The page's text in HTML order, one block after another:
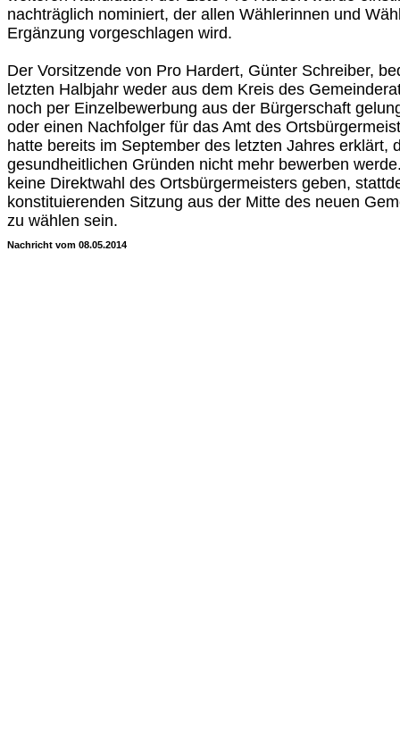
nachträglich nominiert, der allen Wählerinnen und
Ergänzung vorgeschlagen wird.
Der Vorsitzende von Pro Hardert, Günter Schreiber,
letzten Halbjahr weder aus dem Kreis des
noch per Einzelbewerbung aus der Bürgerschaft
oder einen Nachfolger für das Amt des
hatte bereits im September des letzten Jahres erklärt,
gesundheitlichen Gründen nicht mehr bewerben
keine Direktwahl des Ortsbürgermeisters geben,
konstituierenden Sitzung aus der Mitte des neuen
zu wählen sein.
Nachricht vom 08.05.2014